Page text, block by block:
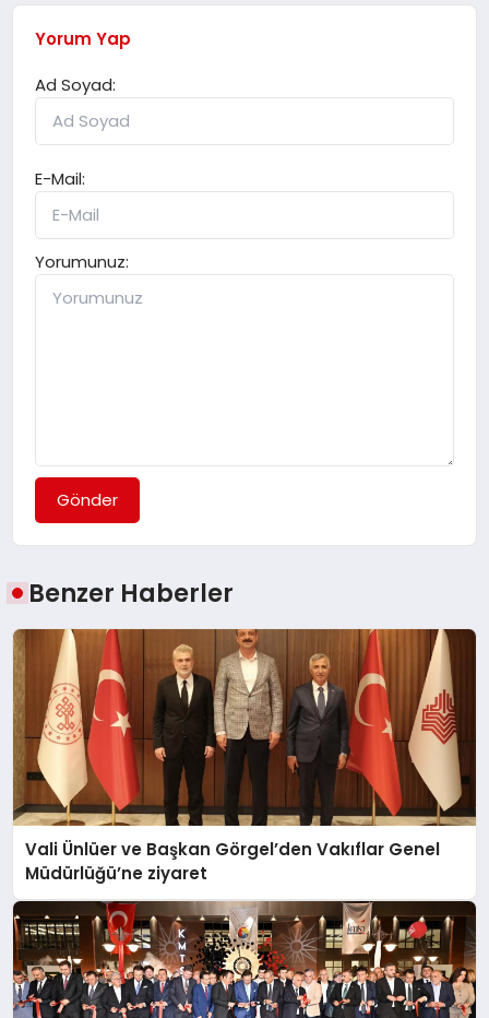
Yorum Yap
Ad Soyad:
E-Mail:
Yorumunuz:
Gönder
Benzer Haberler
Vali Ünlüer ve Başkan Görgel’den Vakıflar Genel
Müdürlüğü’ne ziyaret